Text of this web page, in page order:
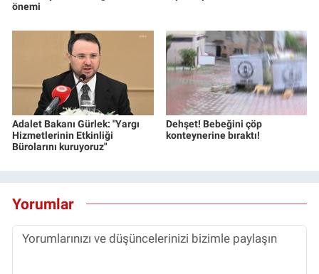
önemi
Adalet Bakanı Gürlek: "Yargı
Hizmetlerinin Etkinliği
Bürolarını kuruyoruz"
Dehşet! Bebeğini çöp
konteynerine bıraktı!
Yorumlar